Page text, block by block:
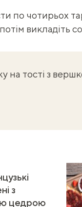
по чотирьох
викладіть
на тості з
з
цедрою